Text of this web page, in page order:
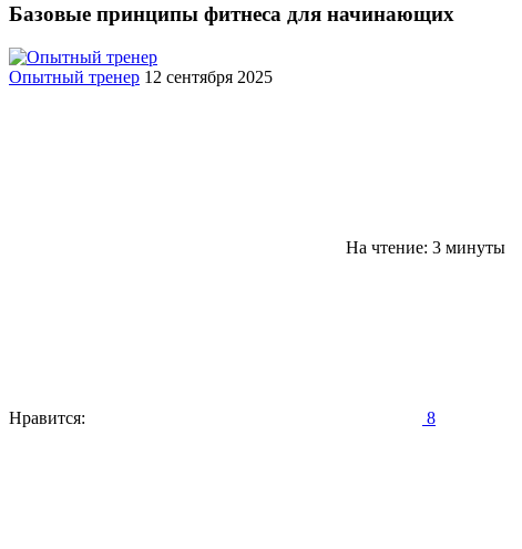
Базовые принципы фитнеса для начинающих
Опытный тренер 12 сентября 2025
На чтение: 3 минуты
Нравится: 8